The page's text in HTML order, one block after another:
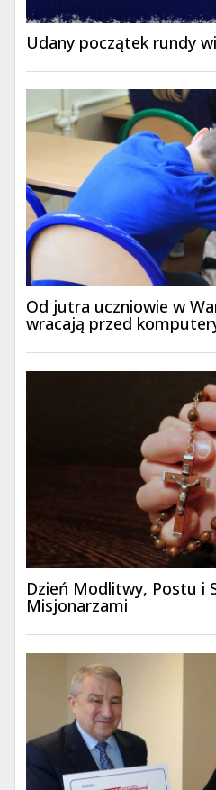
Udany początek rundy
Od jutra uczniowie w
wracają przed
Dzień Modlitwy, Postu i
Misjonarzami